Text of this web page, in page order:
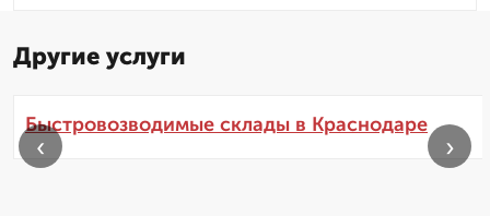
Другие услуги
Быстровозводимые склады в Краснодаре
‹ ›